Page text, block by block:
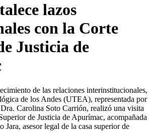
lazos
con la Corte
Justicia de
de las relaciones interinstitucionales,
de los Andes (UTEA), representada por
Carolina Soto Carrión, realizó una visita
de Justicia de Apurímac, acompañada
Jara, asesor legal de la casa superior de